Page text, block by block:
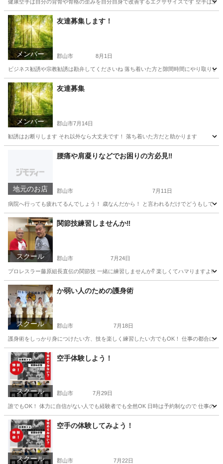
健康空手は自分の背骨や骨格の歪みを自分自身で改善するエクササイズです 空手は
福島 郡山市 空手/他格闘技
メンバー
友達募集します！
郡山市 8月1日
ビジネス勧誘や宗教勧誘は勘弁してくださいね 落ち着いた方と隙間時間にやり取りし
福島 郡山市 その他
メンバー
友達募集
郡山市7月14日
勧誘はお断りします それ以外なら大丈夫です！ 落ち着いた方だと助かります
その他
地元のお店
腰痛や肩凝りなどでお困りの方必見‼️
郡山市 7月11日
病院へ行っても疲れてるんでしょう！ 歳なんだから！ と言われるだけでどうもして
福島 郡山市 その他
スクール
関節技練習しませんか‼️
郡山市 7月24日
プロレスラー藤原組長直伝の関節技 一緒に練習しませんか⁉️ 楽しくてハマりますよ‼️
福島 郡山市 空手/他格闘技 藤原
スクール
か弱い人のための護身術
郡山市 7月18日
護身術をしっかり身につけたい方、技を楽しく練習したい方でもOK！ 仕事の都合に
福島 郡山市 空手/他格闘技
スクール
空手体験しよう！
郡山市 7月29日
誰でもOK！ 体力に自信がない人でも経験者でも全然OK 日時は予約制なので 仕事の
福島 郡山市 空手/他格闘技
スクール
空手の体験してみよう！
郡山市 7月22日